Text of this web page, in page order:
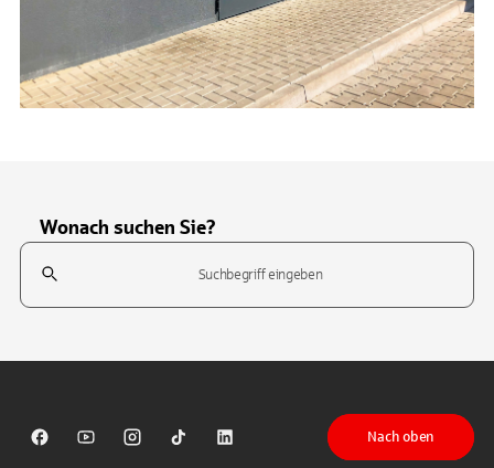
Wonach suchen Sie?
Suchfeld
Sparkasse auf Facebook
Sparkasse auf Youtube
Sparkasse auf Instagram
Sparkasse auf TikTok
Sparkasse auf LinkedIn
Nach oben